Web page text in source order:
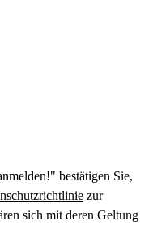
bestätigen Sie,
zur
sich mit deren Geltung